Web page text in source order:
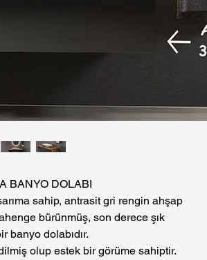
BANYO DOLABI
sahip, antrasit gri rengin ahşap
bürünmüş, son derece şık
banyo dolabıdır.
olup estek bir görüme sahiptir.